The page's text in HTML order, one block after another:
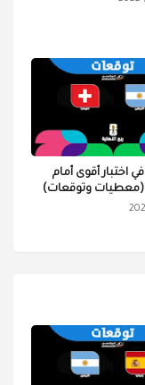
في اختبار أقوى أمام
وتوقعات)